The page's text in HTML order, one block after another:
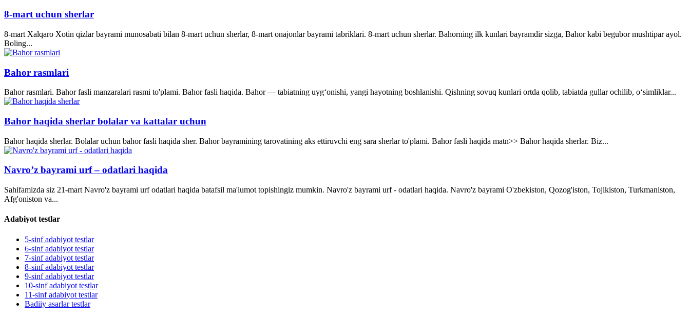
8-mart uchun sherlar
8-mart Xalqaro Xotin qizlar bayrami munosabati bilan 8-mart uchun sherlar, 8-mart onajonlar bayrami tabriklari. 8-mart uchun sherlar. Bahorning ilk kunlari bayramdir sizga, Bahor kabi begubor mushtipar ayol.
Boling...
Bahor rasmlari
Bahor rasmlari. Bahor fasli manzaralari rasmi to'plami. Bahor fasli haqida. Bahor — tabiatning uyg‘onishi, yangi hayotning boshlanishi. Qishning sovuq kunlari ortda qolib, tabiatda gullar ochilib, o‘simliklar...
Bahor haqida sherlar bolalar va kattalar uchun
Bahor haqida sherlar. Bolalar uchun bahor fasli haqida sher. Bahor bayramining tarovatining aks ettiruvchi eng sara sherlar to'plami. Bahor fasli haqida matn>> Bahor haqida sherlar. Biz...
Navro’z bayrami urf – odatlari haqida
Sahifamizda siz 21-mart Navro'z bayrami urf odatlari haqida batafsil ma'lumot topishingiz mumkin. Navro'z bayrami urf - odatlari haqida. Navro'z bayrami O'zbekiston, Qozog'iston, Tojikiston, Turkmaniston,
Afg'oniston va...
Adabiyot testlar
5-sinf adabiyot testlar
6-sinf adabiyot testlar
7-sinf adabiyot testlar
8-sinf adabiyot testlar
9-sinf adabiyot testlar
10-sinf adabiyot testlar
11-sinf adabiyot testlar
Badiiy asarlar testlar